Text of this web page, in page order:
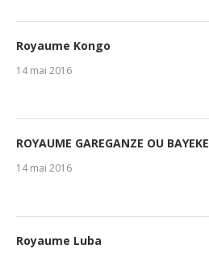
Royaume Kongo
14 mai 2016
ROYAUME GAREGANZE OU BAYEKE
14 mai 2016
Royaume Luba